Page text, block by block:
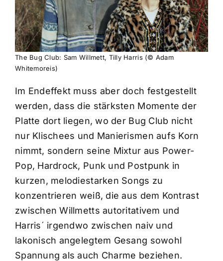
The Bug Club: Sam Willmett, Tilly Harris (© Adam
Whitemoreis)
Im Endeffekt muss aber doch festgestellt
werden, dass die stärksten Momente der
Platte dort liegen, wo der Bug Club nicht
nur Klischees und Manierismen aufs Korn
nimmt, sondern seine Mixtur aus Power-
Pop, Hardrock, Punk und Postpunk in
kurzen, melodiestarken Songs zu
konzentrieren weiß, die aus dem Kontrast
zwischen Willmetts autoritativem und
Harris´ irgendwo zwischen naiv und
lakonisch angelegtem Gesang sowohl
Spannung als auch Charme beziehen.